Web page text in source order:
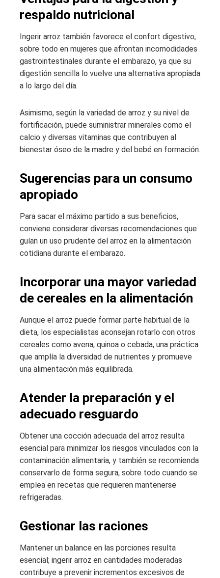
respaldo nutricional
Ingerir arroz también favorece el confort digestivo,
sobre todo en mujeres que afrontan incomodidades
gastrointestinales durante el embarazo, ya que su
digestión sencilla lo vuelve una alternativa apropiada
a lo largo del día.
Asimismo, según la variedad de arroz y su nivel de
fortificación, puede suministrar minerales como el
calcio y diversas vitaminas que contribuyen al
bienestar óseo de la madre y del bebé en formación.
Sugerencias para un consumo
apropiado
Para sacar el máximo partido a sus beneficios,
conviene considerar diversas recomendaciones que
guían un uso prudente del arroz en la alimentación
cotidiana durante el embarazo.
Incorporar una mayor variedad
de cereales en la alimentación
Aunque el arroz puede formar parte habitual de la
dieta, los especialistas aconsejan rotarlo con otros
cereales como avena, quinoa o cebada, una práctica
que amplía la diversidad de nutrientes y promueve
una alimentación más equilibrada.
Atender la preparación y el
adecuado resguardo
Obtener una cocción adecuada del arroz resulta
esencial para minimizar los riesgos vinculados con la
contaminación alimentaria, y también se recomienda
conservarlo de forma segura, sobre todo cuando se
emplea en recetas que requieren mantenerse
refrigeradas.
Gestionar las raciones
Mantener un balance en las porciones resulta
esencial; ingerir arroz en cantidades moderadas
contribuye a prevenir incrementos excesivos de